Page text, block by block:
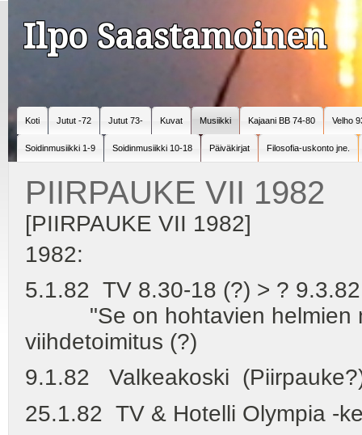
Ilpo Saastamoinen
Koti Jutut -72 Jutut 73- Kuvat Musiikki Kajaani BB 74-80 Velho
Soidinmusiikki 1-9 Soidinmusiikki 10-18 Päiväkirjat Filosofia-uskonto jne.
PIIRPAUKE VII 1982
[PIIRPAUKE VII 1982]
1982:
5.1.82 TV 8.30-18 (?) > ?
"Se on hohtavien helmien
viihdetoimitus (?)
9.1.82 Valkeakoski
25.1.82 TV & Hotelli Olympia -